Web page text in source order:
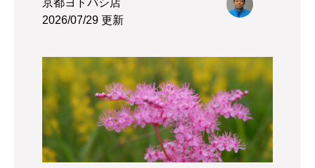
2026/07/29 更新